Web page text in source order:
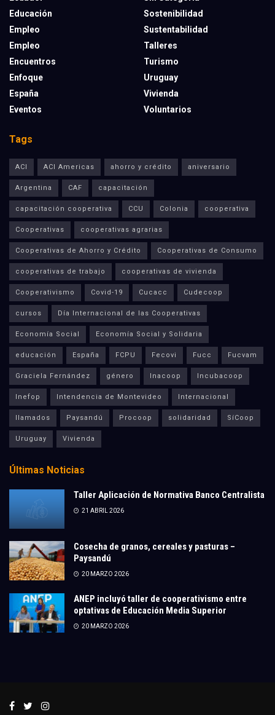
Educación
Empleo
Empleo
Encuentros
Enfoque
España
Eventos
Sostenibilidad
Sustentabilidad
Talleres
Turismo
Uruguay
Vivienda
Voluntarios
Tags
ACI ACI Americas ahorro y crédito aniversario
Argentina CAF capacitación
capacitación cooperativa CCU Colonia cooperativa
Cooperativas cooperativas agrarias
Cooperativas de Ahorro y Crédito Cooperativas de Consumo
cooperativas de trabajo cooperativas de vivienda
Cooperativismo Covid-19 Cucacc Cudecoop
cursos Día Internacional de las Cooperativas
Economía Social Economía Social y Solidaria
educación España FCPU Fecovi Fucc Fucvam
Graciela Fernández género Inacoop Incubacoop
Inefop Intendencia de Montevideo Internacional
llamados Paysandú Procoop solidaridad SíCoop
Uruguay Vivienda
Últimas Noticias
Taller Aplicación de Normativa Banco Centralista
21 ABRIL 2026
Cosecha de granos, cereales y pasturas –
Paysandú
20 MARZO 2026
ANEP incluyó taller de cooperativismo entre
optativas de Educación Media Superior
20 MARZO 2026